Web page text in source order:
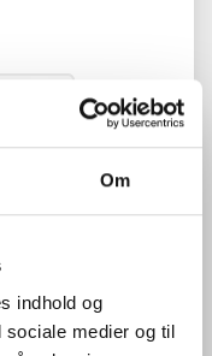
Om
indhold og
medier og til